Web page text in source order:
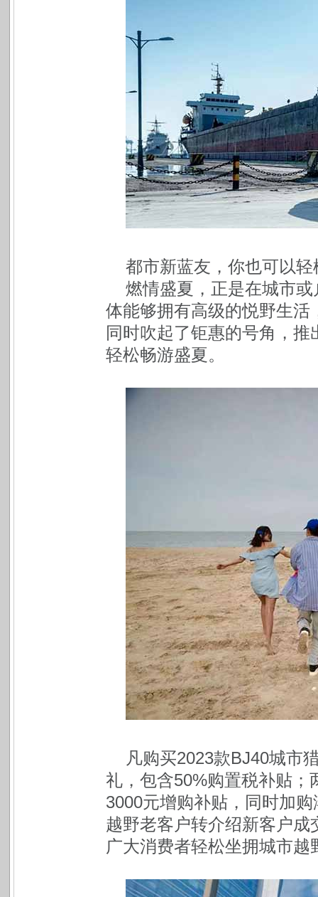
都市新蓝友，你也可以轻
燃情盛夏，正是在城市
体能够拥有高级的悦野生活
同时吹起了钜惠的号角，
轻松畅游盛夏。
凡购买2023款BJ40城市
礼，包含50%购置税补贴；
3000元增购补贴，同时加
越野老客户转介绍新客户
广大消费者轻松坐拥城市越